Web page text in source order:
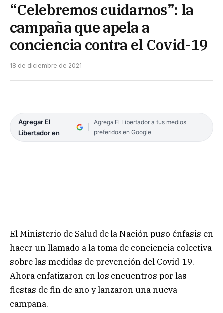
“Celebremos cuidarnos”: la
campaña que apela a
conciencia contra el Covid-19
18 de diciembre de 2021
Agregar El
Libertador en
Agrega El Libertador a tus medios
preferidos en Google
El Ministerio de Salud de la Nación puso énfasis en
hacer un llamado a la toma de conciencia colectiva
sobre las medidas de prevención del Covid-19.
Ahora enfatizaron en los encuentros por las
fiestas de fin de año y lanzaron una nueva
campaña.